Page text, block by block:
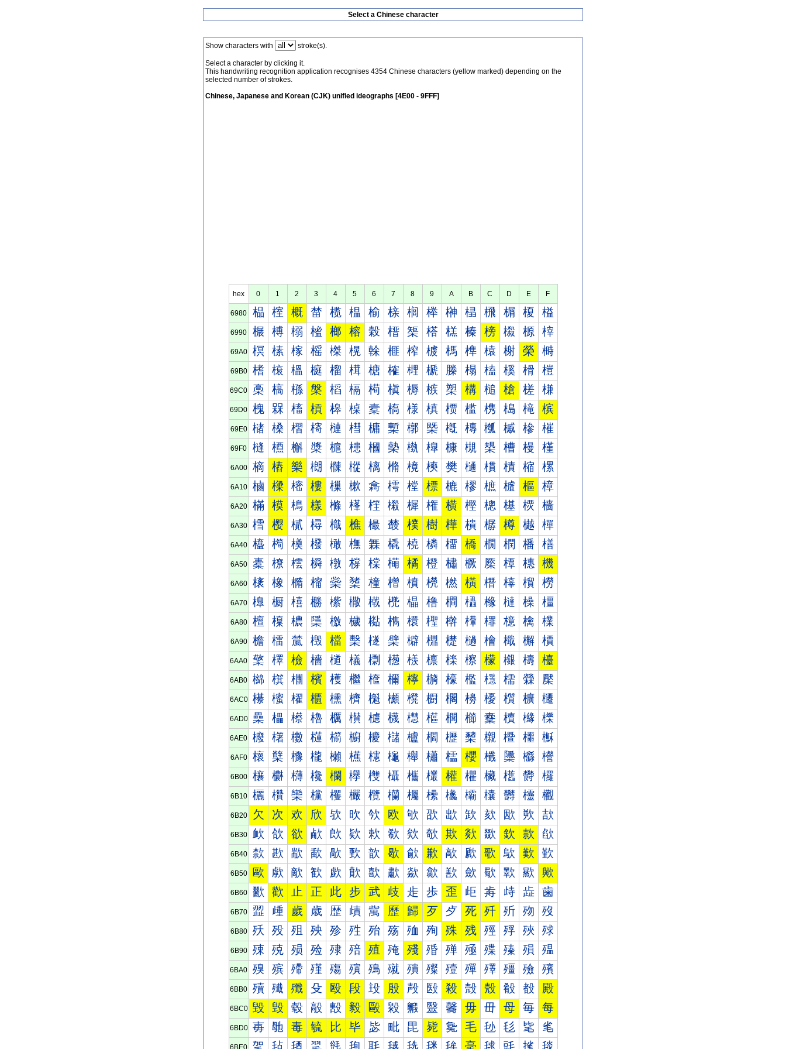
Select a Chinese character
Show characters with stroke(s).
Select a character by clicking it.
This handwriting recognition application recognises 4354 Chinese characters (yellow marked) depending on the
selected number of strokes.
Chinese, Japanese and Korean (CJK) unified ideographs [4E00 - 9FFF]
hex 0 1 2 3 4 5 6 7 8 9 A B C D E F
6980 榀 榁 概 榃 榄 榅 榆 榇 榈 榉 榊 榋 榌 榍 榎 榏
6990 榐 榑 榒 榓 榔 榕 榖 榗 榘 榙 榚 榛 榜 榝 榞 榟
69A0 榠 榡 榢 榣 榤 榥 榦 榧 榨 榩 榪 榫 榬 榭 榮 榯
69B0 榰 榱 榲 榳 榴 榵 榶 榷 榸 榹 榺 榻 榼 榽 榾 榿
69C0 槀 槁 槂 槃 槄 槅 槆 槇 槈 槉 槊 構 槌 槍 槎 槏
69D0 槐 槑 槒 槓 槔 槕 槖 槗 様 槙 槚 槛 槜 槝 槞 槟
69E0 槠 槡 槢 槣 槤 槥 槦 槧 槨 槩 槪 槫 槬 槭 槮 槯
69F0 槰 槱 槲 槳 槴 槵 槶 槷 槸 槹 槺 槻 槼 槽 槾 槿
6A00 樀 樁 樂 樃 樄 樅 樆 樇 樈 樉 樊 樋 樌 樍 樎 樏
6A10 樐 樑 樒 樓 樔 樕 樖 樗 樘 標 樚 樛 樜 樝 樞 樟
6A20 樠 模 樢 樣 樤 樥 樦 樧 樨 権 横 樫 樬 樭 樮 樯
6A30 樰 樱 樲 樳 樴 樵 樶 樷 樸 樹 樺 樻 樼 樽 樾 樿
6A40 橀 橁 橂 橃 橄 橅 橆 橇 橈 橉 橊 橋 橌 橍 橎 橏
6A50 橐 橑 橒 橓 橔 橕 橖 橗 橘 橙 橚 橛 橜 橝 橞 機
6A60 橠 橡 橢 橣 橤 橥 橦 橧 橨 橩 橪 橫 橬 橭 橮 橯
6A70 橰 橱 橲 橳 橴 橵 橶 橷 橸 橹 橺 橻 橼 橽 橾 橿
6A80 檀 檁 檂 檃 檄 檅 檆 檇 檈 檉 檊 檋 檌 檍 檎 檏
6A90 檐 檑 檒 檓 檔 檕 檖 檗 檘 檙 檚 檛 檜 檝 檞 檟
6AA0 檠 檡 檢 檣 檤 檥 檦 檧 檨 檩 檪 檫 檬 檭 檮 檯
6AB0 檰 檱 檲 檳 檴 檵 檶 檷 檸 檹 檺 檻 檼 檽 檾 檿
6AC0 櫀 櫁 櫂 櫃 櫄 櫅 櫆 櫇 櫈 櫉 櫊 櫋 櫌 櫍 櫎 櫏
6AD0 櫐 櫑 櫒 櫓 櫔 櫕 櫖 櫗 櫘 櫙 櫚 櫛 櫜 櫝 櫞 櫟
6AE0 櫠 櫡 櫢 櫣 櫤 櫥 櫦 櫧 櫨 櫩 櫪 櫫 櫬 櫭 櫮 櫯
6AF0 櫰 櫱 櫲 櫳 櫴 櫵 櫶 櫷 櫸 櫹 櫺 櫻 櫼 櫽 櫾 櫿
6B00 欀 欁 欂 欃 欄 欅 欆 欇 欈 欉 權 欋 欌 欍 欎 欏
6B10 欐 欑 欒 欓 欔 欕 欖 欗 欘 欙 欚 欛 欜 欝 欞 欟
6B20 欠 次 欢 欣 欤 欥 欦 欧 欨 欩 欪 欫 欬 欭 欮 欯
6B30 欰 欱 欲 欳 欴 欵 欶 欷 欸 欹 欺 欻 欼 欽 款 欿
6B40 歀 歁 歂 歃 歄 歅 歆 歇 歈 歉 歊 歋 歌 歍 歎 歏
6B50 歐 歑 歒 歓 歔 歕 歖 歗 歘 歙 歚 歛 歜 歝 歞 歟
6B60 歠 歡 止 正 此 步 武 歧 歨 歩 歪 歫 歬 歭 歮 歯
6B70 歰 歱 歲 歳 歴 歵 歶 歷 歸 歹 歺 死 歼 歽 歾 歿
6B80 殀 殁 殂 殃 殄 殅 殆 殇 殈 殉 殊 残 殌 殍 殎 殏
6B90 殐 殑 殒 殓 殔 殕 殖 殗 殘 殙 殚 殛 殜 殝 殞 殟
6BA0 殠 殡 殢 殣 殤 殥 殦 殧 殨 殩 殪 殫 殬 殭 殮 殯
6BB0 殰 殱 殲 殳 殴 段 殶 殷 殸 殹 殺 殻 殼 殽 殾 殿
6BC0 毀 毁 毂 毃 毄 毅 毆 毇 毈 毉 毊 毋 毌 母 毎 每
6BD0 毐 毑 毒 毓 比 毕 毖 毗 毘 毙 毚 毛 毜 毝 毞 毟
6BE0 毠 毡 毢 毣 毤 毥 毦 毧 毨 毩 毪 毫 毬 毭 毮 毯